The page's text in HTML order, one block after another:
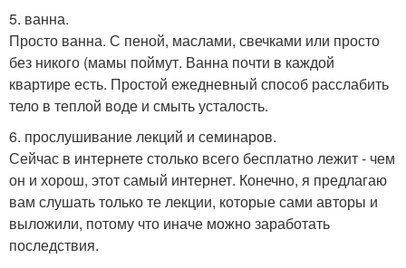
5. ванна.
Просто ванна. С пеной, маслами, свечками или просто
без никого (мамы поймут. Ванна почти в каждой
квартире есть. Простой ежедневный способ расслабить
тело в теплой воде и смыть усталость.
6. прослушивание лекций и семинаров.
Сейчас в интернете столько всего бесплатно лежит - чем
он и хорош, этот самый интернет. Конечно, я предлагаю
вам слушать только те лекции, которые сами авторы и
выложили, потому что иначе можно заработать
последствия.